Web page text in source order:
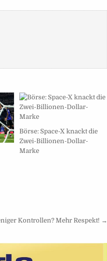
Börse: Space-X knackt die
Zwei-Billionen-Dollar-
Marke
Kontrollen? Mehr Respekt! →